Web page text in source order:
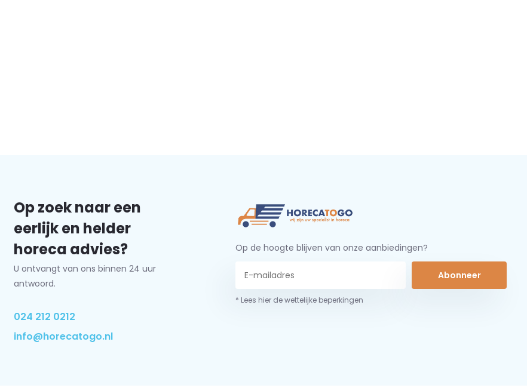
Op zoek naar een
eerlijk en helder
horeca advies?
U ontvangt van ons binnen 24 uur
antwoord.
024 212 0212
info@horecatogo.nl
Op de hoogte blijven van onze aanbiedingen?
Abonneer
* Lees hier de wettelijke beperkingen